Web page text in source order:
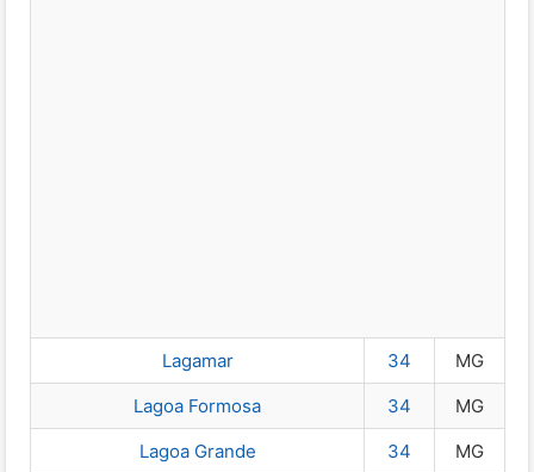
Lagamar 34
MG
Lagoa Formosa
34
MG
Lagoa Grande
34
MG